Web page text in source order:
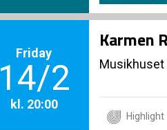
Friday
14/2
kl. 20:00
Karmen
Musikhuset
Highlight